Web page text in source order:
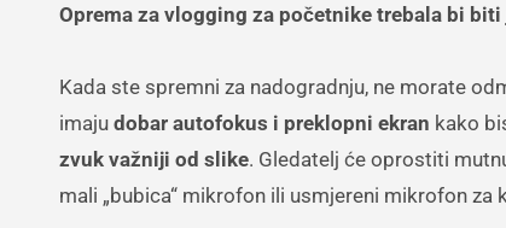
Oprema za vlogging za početnike trebala bi
Kada ste spremni za nadogradnju, ne morate
imaju dobar autofokus i preklopni ekran kako
zvuk važniji od slike. Gledatelj će oprostiti
mali „bubica“ mikrofon ili usmjereni mikrofon za